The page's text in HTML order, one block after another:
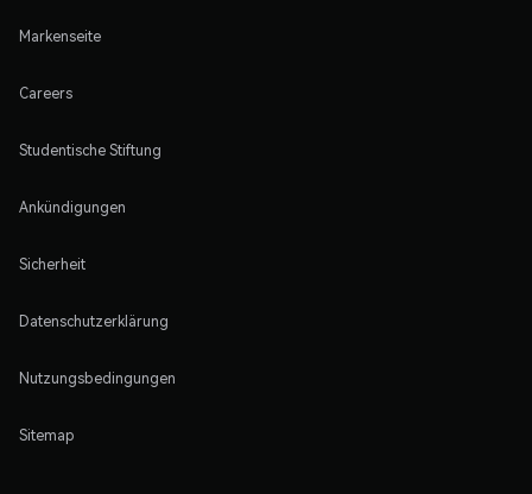
Markenseite
Careers
Studentische Stiftung
Ankündigungen
Sicherheit
Datenschutzerklärung
Nutzungsbedingungen
Sitemap